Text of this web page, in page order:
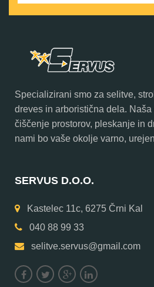
Specializirani smo za selitve,
dreves in arboristična dela.
čiščenje prostorov, pleskanje in
nami bo vaše okolje varno,
SERVUS D.O.O.
Kastelec 11c, 6275 Črni Kal
040 88 99 33
selitve.servus@gmail.com